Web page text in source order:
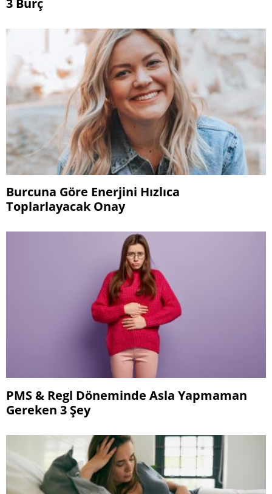
Burcuna Göre Enerjini Hızlıca
Toplarlayacak Onay
PMS & Regl Döneminde Asla Yapmaman
Gereken 3 Şey